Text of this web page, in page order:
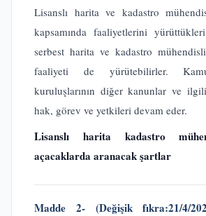
Lisanslı harita ve kadastro
kapsamında faaliyetlerini
serbest harita ve kadastro
faaliyeti de yürütebilirler.
kuruluşlarının diğer kanunlar ve
hak, görev ve yetkileri devam eder.
Lisanslı harita kadastro
açacaklarda aranacak şartlar
Madde 2- (Değişik fıkra:21/4/